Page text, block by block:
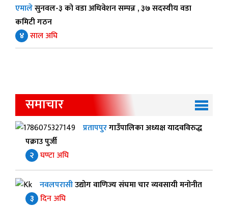
एमालेसुनवल-३ को वडा अधिवेशन सम्पन्न , ३७ सदस्यीय वडा
कमिटी गठन
४ साल अघि
समाचार
प्रतापपुरगाउँपालिका अध्यक्ष यादवविरुद्ध
पक्राउ पुर्जी
२ घण्टा अघि
नवलपरासीउद्योग वाणिज्य संघमा चार व्यवसायी मनोनीत
३ दिन अघि